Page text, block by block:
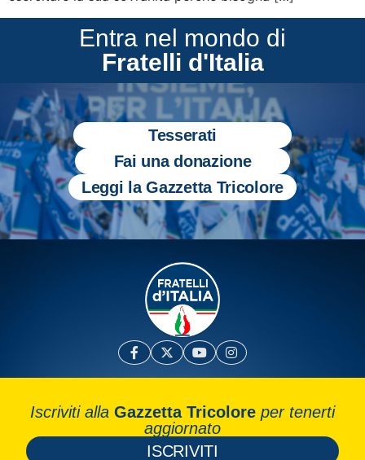
Entra nel mondo di
Fratelli d'Italia
Tesserati
Fai una donazione
Leggi la Gazzetta Tricolore
Iscriviti alla Gazzetta Tricolore per tenerti
aggiornato
ISCRIVITI